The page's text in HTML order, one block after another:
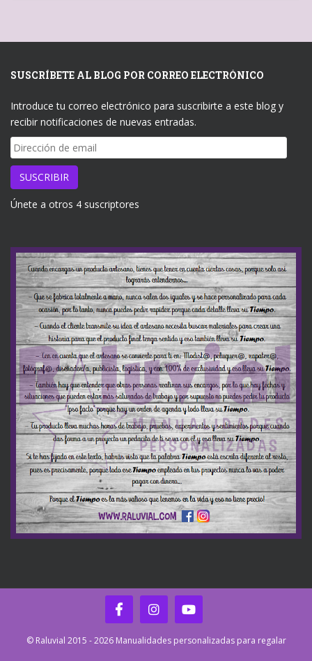
SUSCRÍBETE AL BLOG POR CORREO ELECTRÓNICO
Introduce tu correo electrónico para suscribirte a este blog y
recibir notificaciones de nuevas entradas.
Dirección
de
email
SUSCRIBIR
Únete a otros 4 suscriptores
© Raluvial 2015 - 2026 Manualidades personalizadas para regalar